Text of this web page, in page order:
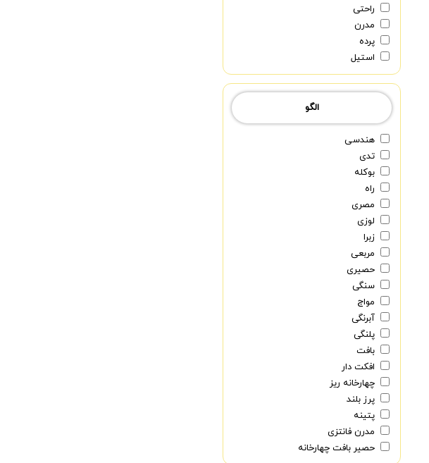
راحتی
مدرن
پرده
استیل
الگو
هندسی
تدی
بوکله
راه
مصری
لوزی
زبرا
مربعی
حصیری
سنگی
مواج
آبرنگی
پلنگی
بافت
افکت دار
چهارخانه ریز
پرز بلند
پتینه
مدرن فانتزی
حصیر بافت چهارخانه